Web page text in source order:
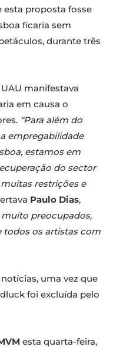
esta proposta fosse
ficaria sem
durante três
manifestava
em causa o
“Para além do
empregabilidade
estamos em
do sector
restrições e
Paulo Dias,
muito preocupados,
todos os artistas com
uma vez que
foi excluída pelo
esta quarta-feira,